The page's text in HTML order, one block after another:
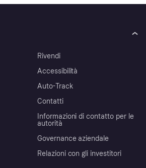
Rivendi
Accessibilità
Auto-Track
Contatti
Informazioni di contatto per le
autorità
Governance aziendale
Relazioni con gli investitori